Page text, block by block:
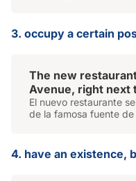
3. occupy a certain
The new
Avenue, right next
El nuevo restaurante
de la famosa fuente
4. have an existence,